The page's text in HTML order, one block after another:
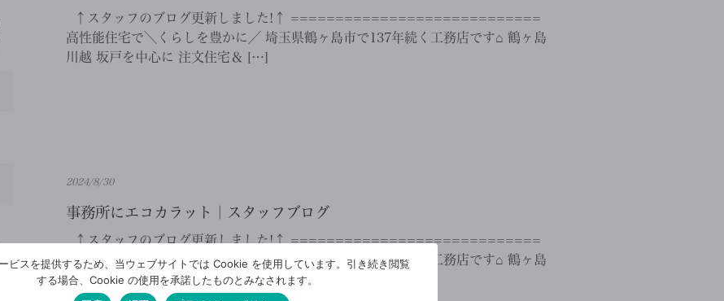
↑スタッフのブログ更新しました!↑ ============================
高性能住宅で＼くらしを豊かに／ 埼玉県鶴ヶ島市で137年続く工務店です⌂ 鶴ヶ島
川越 坂戸を中心に 注文住宅＆ […]
2024/8/30
事務所にエコカラット｜スタッフブログ
↑スタッフのブログ更新しました!↑ ============================
高性能住宅で＼くらしを豊かに／ 埼玉県鶴ヶ島市で137年続く工務店です⌂ 鶴ヶ島
川越 坂戸を中心に 注文住宅＆ […]
ビスを提供するため、当ウェブサイトでは Cookie を使用しています。引き続き閲覧
する場合、Cookie の使用を承諾したものとみなされます。